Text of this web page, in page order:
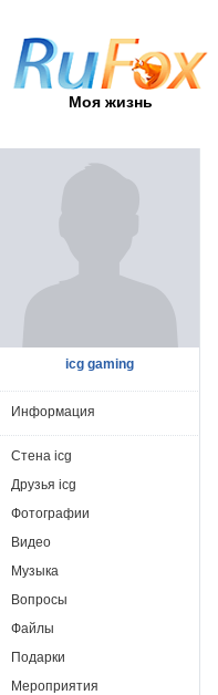
Моя жизнь
icg gaming
Информация
Стена icg
Друзья icg
Фотографии
Видео
Музыка
Вопросы
Файлы
Подарки
Мероприятия